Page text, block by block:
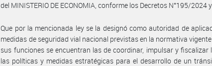
del MINISTERIO DE ECONOMIA, conforme los Decretos N°195/2024
Que por la mencionada ley se la designó como autoridad de
medidas de seguridad vial nacional previstas en la normativa
sus funciones se encuentran las de coordinar, impulsar y fiscalizar
las políticas y medidas estratégicas para el desarrollo de un